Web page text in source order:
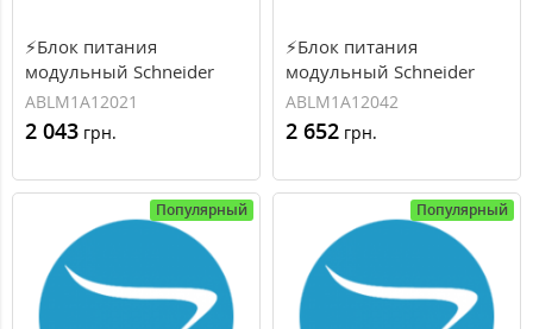
⚡Блок питания
модульный Schneider
Electric, 12B, 25Вт, 2.1А
(ABLM1A12021)
ABLM1A12021
2 043 грн.
⚡Блок питания
модульный Schneider
Electric, 12B, 50Вт, 4.2А
(ABLM1A12042)
ABLM1A12042
2 652 грн.
Популярный Популярный